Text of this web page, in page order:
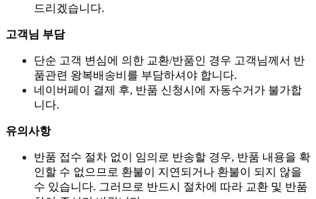
드리겠습니다.
고객님 부담
단순 고객 변심에 의한 교환/반품인 경우 고객님께서 반
품관련 왕복배송비를 부담하셔야 합니다.
네이버페이 결제 후, 반품 신청시에 자동수거가 불가합
니다.
유의사항
반품 접수 절차 없이 임의로 반송할 경우, 반품 내용을 확
인할 수 없으므로 환불이 지연되거나 환불이 되지 않을
수 있습니다. 그러므로 반드시 절차에 따라 교환 및 반품